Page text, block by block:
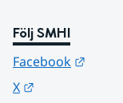
Följ SMHI
Facebook
X